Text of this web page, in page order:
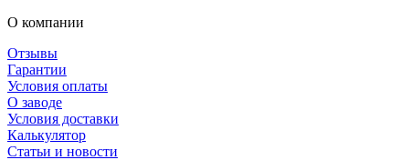
О компании
Отзывы
Гарантии
Условия оплаты
О заводе
Условия доставки
Калькулятор
Статьи и новости